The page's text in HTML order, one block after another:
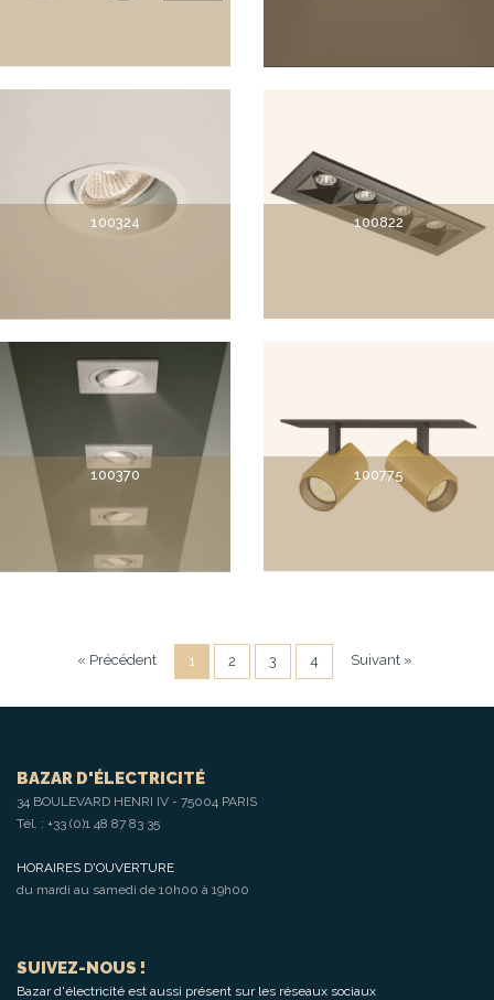
100324 100822
100370 100775
« Précédent 1 2 3 4 Suivant »
BAZAR D'ÉLECTRICITÉ
34 BOULEVARD HENRI IV - 75004 PARIS
Tél. : +33 (0)1 48 87 83 35
HORAIRES D'OUVERTURE
du mardi au samedi de 10h00 à 19h00
SUIVEZ-NOUS !
Bazar d'électricité est aussi présent sur les réseaux sociaux